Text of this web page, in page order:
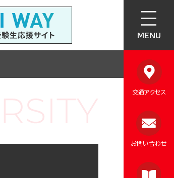
MENU
交通アクセス
お問い合わせ